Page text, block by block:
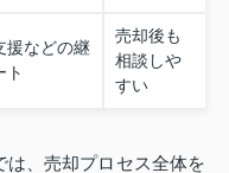
援などの継
ト
売却後も
相談しや
すい
は、売却プロセス全体を